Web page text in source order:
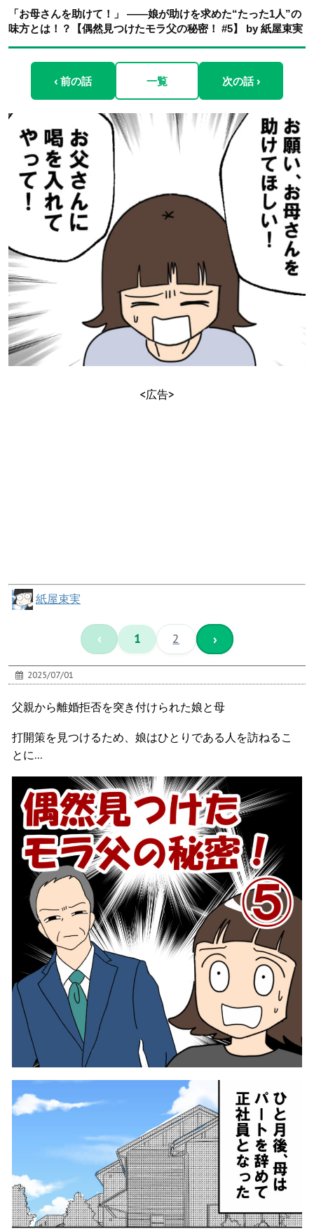
「お母さんを助けて！」 ――娘が助けを求めた“たった1人”の
味方とは！？【偶然見つけたモラ父の秘密！ #5】 by 紙屋束実
‹ 前の話 一覧 次の話 ›
<広告>
紙屋束実
‹ 1 2 ›
2025/07/01
父親から離婚拒否を突き付けられた娘と母
打開策を見つけるため、娘はひとりである人を訪ねるこ
とに…